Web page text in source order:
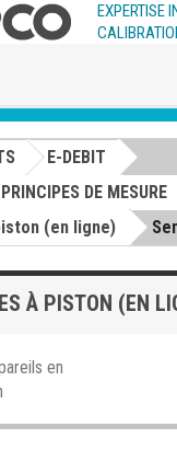
EXPERTISE
E-DEBIT
DE MESURE
(en ligne)
À PISTON (EN